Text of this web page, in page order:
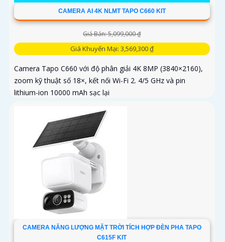
CAMERA AI 4K NLMT TAPO C660 KIT
Giá Bán: 5,099,000 ₫
Giá Khuyến Mại: 3,569,300 ₫
Camera Tapo C660 với độ phân giải 4K 8MP (3840×2160),
zoom kỹ thuật số 18×, kết nối Wi-Fi 2. 4/5 GHz và pin
lithium-ion 10000 mAh sạc lại
CAMERA NĂNG LƯỢNG MẶT TRỜI TÍCH HỢP ĐÈN PHA TAPO
C615F KIT